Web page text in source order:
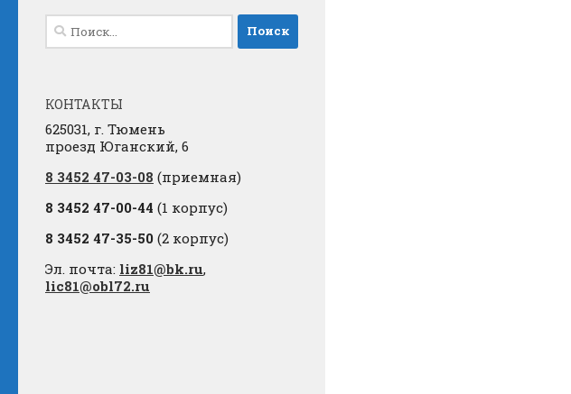
Найти:
КОНТАКТЫ
625031, г. Тюмень
проезд Юганский, 6
8 3452 47-03-08 (приемная)
8 3452 47-00-44 (1 корпус)
8 3452 47-35-50 (2 корпус)
Эл. почта: liz81@bk.ru,
lic81@obl72.ru